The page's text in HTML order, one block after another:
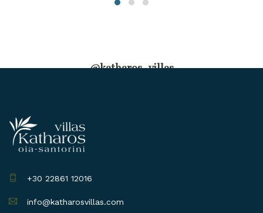
@katharos_villas
+30 22861 12016
info@katharosvillas.com